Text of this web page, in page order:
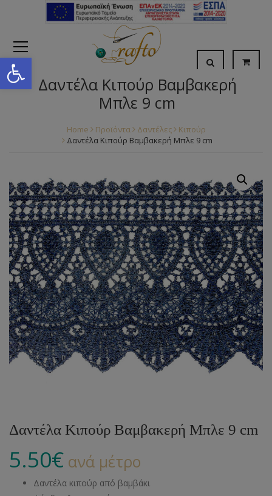
Open toolbar
Δαντέλα Κιπούρ Βαμβακερή
Μπλε 9 cm
Home Προϊόντα Δαντέλες
Κιπούρ
Δαντέλα Κιπούρ Βαμβακερή Μπλε 9 cm
Δαντέλα Κιπούρ Βαμβακερή Μπλε 9 cm
5.50€ ανά μέτρο
Δαντέλα κιπούρ από βαμβάκι